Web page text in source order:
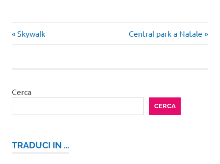
Navigazione
Articolo
precedente:
Skywalk
Articolo
successivo:
Central park a Natale
Cerca
CERCA
TRADUCI IN …